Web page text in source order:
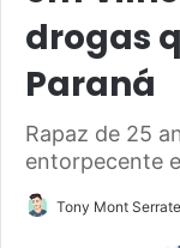
drogas
Paraná
Rapaz de 25
entorpecente
Tony Mont Serrate